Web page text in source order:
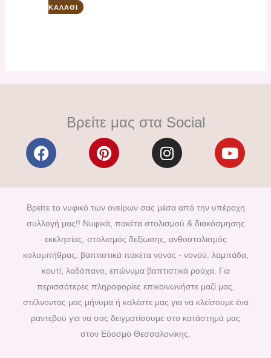
ΚΑΛΆΘΙ
Βρείτε μας στα Social
F
a
e
b
o
o
k
P
i
t
e
r
e
s
t
I
n
t
a
g
r
a
m
Y
o
t
u
b
Βρείτε το νυφικό των ονείρων σας μέσα από την υπέροχη
συλλογή μας!! Νυφικά, πακέτα στολισμού & διακόσμησης
εκκλησίας, στολισμός δεξίωσης, ανθοστολισμός
κολυμπήθρας, βαπτιστικά πακέτα νονάς - νονού: λαμπάδα,
κουτί, λαδόπανο, επώνυμα βαπτιστικά ρούχα. Για
περισσότερες πληροφορίες επικοινωνήστε μαζί μας,
στέλνοντας μας μήνυμα ή καλέστε μας για να κλείσουμε ένα
ραντεβού για να σας δειγματίσουμε στο κατάστημά μας
στον Εύοσμο Θεσσαλονίκης.